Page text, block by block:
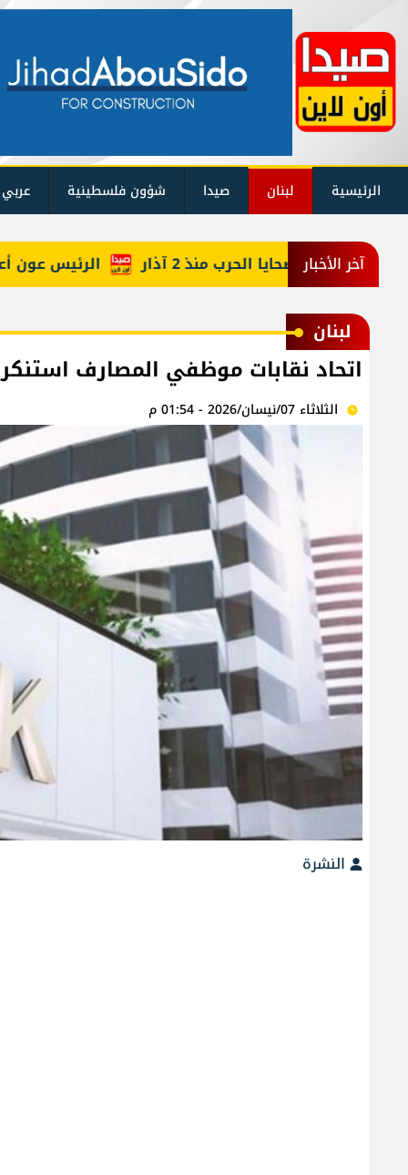
الرئيسية لبنان صيدا شؤون فلسطينية
آخر الأخبار الرئيس عون أعاد حصيلة ضحايا الحرب منذ 2 آذار
لبنان
اتحاد نقابات موظفي المصارف
الثلاثاء 07/نيسان/2026 - 01:54 م
النشرة